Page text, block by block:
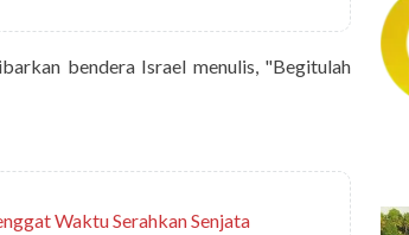
bendera Israel menulis, "Begitulah
Waktu Serahkan Senjata